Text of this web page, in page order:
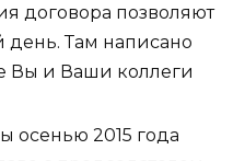
договора позволяют
день. Там написано
Вы и Ваши коллеги
осенью 2015 года